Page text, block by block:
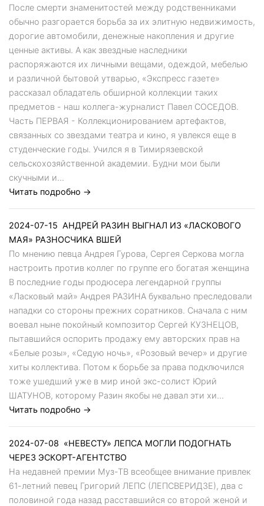
После смерти знаменитостей между родственниками
обычно разгорается борьба за их элитную недвижимость,
дорогие автомобили, денежные накопления и другие
ценные активы. А как звездные наследники
распоряжаются их личными вещами, одеждой, мебелью
и различной бытовой утварью, «Экспресс газете»
рассказал обладатель обширной коллекции таких
предметов - наш коллега-журналист Павел СОСЕДОВ.
Часть ПЕРВАЯ - Коллекционированием артефактов,
связанных со звездами театра и кино, я увлекся еще в
студенческие годы. Учился я в Тимирязевской
сельскохозяйственной академии. Будни мои были
скучными и...
Читать подробно →
2024-07-15 АНДРЕЙ РАЗИН ВЫГНАЛ ИЗ «ЛАСКОВОГО
МАЯ» РАЗНОСЧИКА ВШЕЙ
По мнению певца Андрея Гурова, Сергея Серкова могла
настроить против коллег по группе его богатая женщина
В последние годы продюсера легендарной группы
«Ласковый май» Андрея РАЗИНА буквально преследовали
нападки со стороны прежних соратников. Сначала с ним
воевал ныне покойный композитор Сергей КУЗНЕЦОВ,
пытавшийся оспорить продажу ему авторских прав на
«Белые розы», «Седую ночь», «Розовый вечер» и другие
хиты коллектива. Потом к борьбе за права подключился
тоже ушедший уже в мир иной экс-солист Юрий
ШАТУНОВ, которому Разин якобы не давал эти хи...
Читать подробно →
2024-07-08 «НЕВЕСТУ» ЛЕПСА МОГЛИ ПОДОГНАТЬ
ЧЕРЕЗ ЭСКОРТ-АГЕНТСТВО
На недавней премии Муз-ТВ всеобщее внимание привлек
61-летний певец Григорий ЛЕПС (ЛЕПСВЕРИДЗЕ), два с
половиной года назад расставшийся со второй женой и